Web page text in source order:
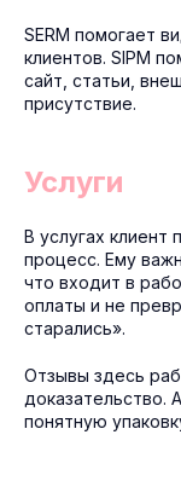
SERM помогает
клиентов. SIPM
сайт, статьи,
присутствие.
Услуги
В услугах клиент
процесс. Ему
что входит в
оплаты и не
старались».
Отзывы здесь
доказательство.
понятную